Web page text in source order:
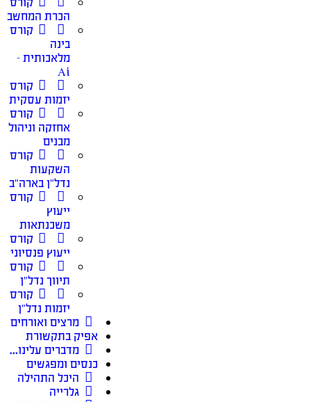
הכרת המחשב
קורס
בינה
מלאכותית –
Ai
קורס
יזמות עסקית
קורס
אחזקה וניהול
מבנים
קורס
השקעות
נדל״ן בארה״ב
קורס
ייעוץ
משכנתאות
קורס
ייעוץ פנסיוני
קורס
תיווך נדל״ן
קורס
יזמות נדל״ן
מרצים ואורחים
אפיק בתקשורת
מדברים עלינו…
כנסים ומפגשים
היכל התהילה
גלרייה